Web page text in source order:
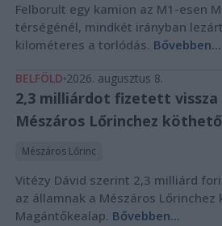
Felborult egy kamion az M1-esen
térségénél, mindkét irányban
kilométeres a torlódás. Bővebben...
BELFÖLD 2026. augusztus 8.
2,3 milliárdot fizetett vissza
Mészáros Lőrinchez
Mészáros Lőrinc
Vitézy Dávid szerint 2,3 milliárd
az államnak a Mészáros Lőrinchez
Magántőkealap. Bővebben...